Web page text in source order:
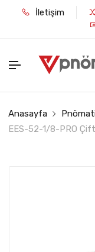
İletişim
Anasayfa
EES-52-1/8-PRO